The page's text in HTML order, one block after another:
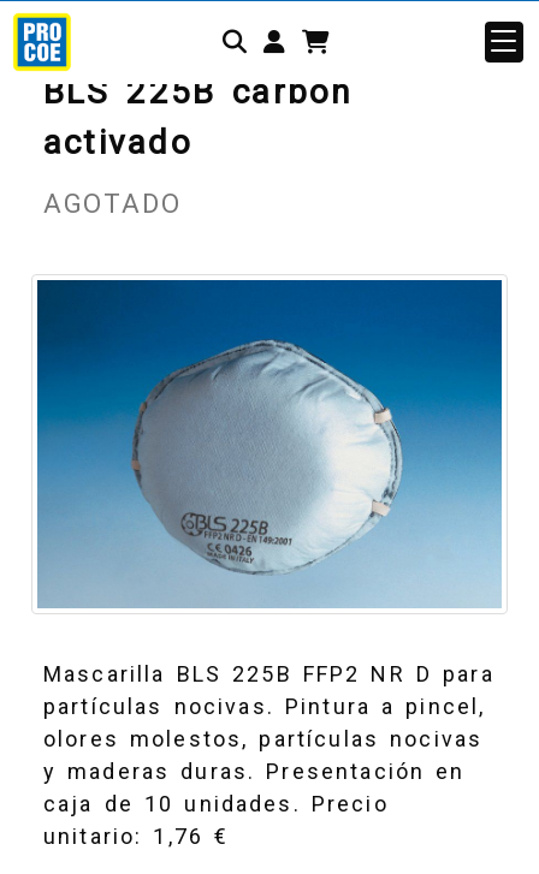
Identifícate
BLS 225B carbón
activado
AGOTADO
Mascarilla BLS 225B FFP2 NR D para
partículas nocivas. Pintura a pincel,
olores molestos, partículas nocivas
y maderas duras. Presentación en
caja de 10 unidades. Precio
unitario: 1,76 €